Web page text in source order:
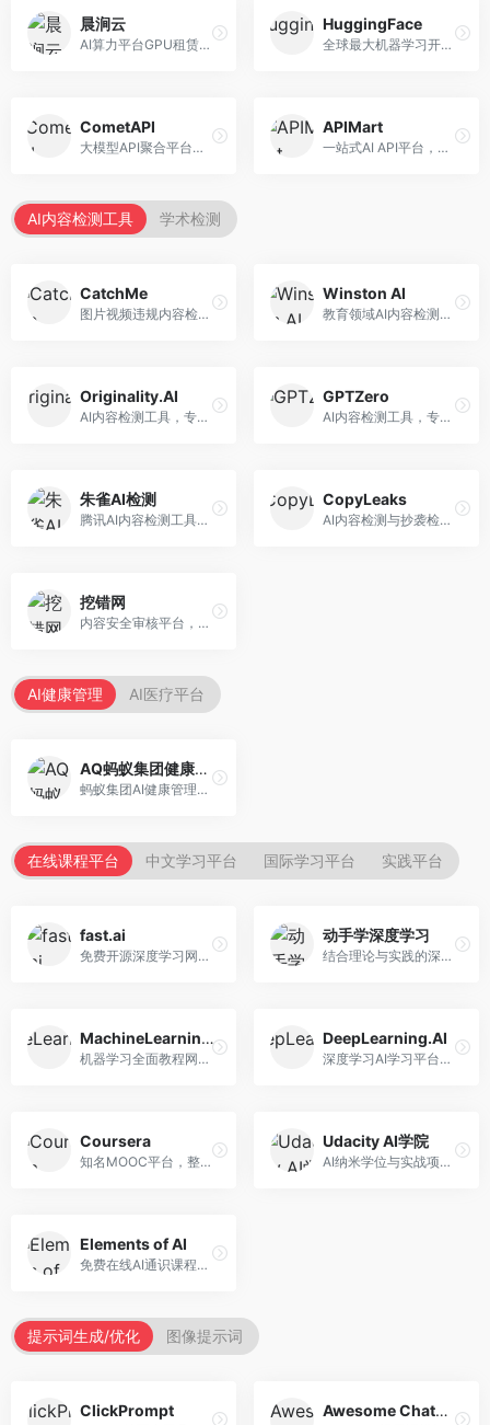
晨涧云
AI算力平台GPU租赁服务，专注于弹性算力。面向开发者和研究者，提供GPU租赁、弹性调度、成本优化等服务，算力灵活。
HuggingFace
全球最大机器学习开源社区，整合模型库与开发工具。面向AI研究者和开发者，提供开源模型、数据集、开发工具等资源，开源生态最完善。
CometAPI
大模型API聚合平台，整合多种AI模型服务。面向开发者，提供统一接口、模型切换、监控分析等服务，API管理便捷。
APIMart
一站式AI API平台，整合多种AI服务。面向开发者，提供模型API、图像处理、语音识别等服务，API种类丰富。
AI内容检测工具 学术检测
CatchMe
图片视频违规内容检测平台，专注于视觉内容安全。面向内容平台，提供图片审核、视频审核、直播监控等服务，视觉检测专业。
Winston AI
教育领域AI内容检测平台，专注于学术诚信。面向教育机构，提供AI内容检测、抄袭检测、报告生成等服务，教育适配性强。
Originality.AI
AI内容检测工具，专注于内容原创性验证。面向内容创作者和出版商，提供AI检测、抄袭检测、批量分析等服务，检测精度高。
GPTZero
AI内容检测工具，专注于AI生成文本识别。面向教育工作者和出版商，提供文本检测、批量分析、API接口等服务，检测准确率高。
朱雀AI检测
腾讯AI内容检测工具，专注于中文内容识别。面向中文用户，提供AI内容检测、文本分析、报告生成等服务，中文检测专业。
CopyLeaks
AI内容检测与抄袭检测平台，专注于内容原创性验证。面向教育机构和出版商，提供AI检测、抄袭检测、多语言支持等服务，检测全面。
挖错网
内容安全审核平台，专注于违规内容检测。面向企业和平台，提供内容审核、敏感词检测、风险预警等服务，安全审核专业。
AI健康管理 AI医疗平台
AQ蚂蚁集团健康管家
蚂蚁集团AI健康管理服务，专注于个人健康监测。面向个人用户，提供健康评估、慢病管理、健康建议等服务，健康管理便捷。
在线课程平台 中文学习平台 国际学习平台 实践平台
fast.ai
免费开源深度学习网站，专注于实用AI教学。面向开发者，提供免费深度学习课程、实战项目、代码库等资源，学习门槛低。
动手学深度学习
结合理论与实践的深度学习教材，专注于代码驱动学习。面向学生和开发者，提供深度学习理论、代码实现、练习题等资源，学习体验好。
MachineLearningMastery
机器学习全面教程网站，专注于实用技能教学。面向开发者，提供机器学习算法、Python实现、项目实战等教程，实用性强。
DeepLearning.AI
深度学习AI学习平台，由吴恩达创立。面向AI学习者，提供深度学习专项课程、AI新闻、技术社区等资源，课程质量权威。
Coursera
知名MOOC平台，整合全球顶尖大学课程资源。面向学习者，提供AI、机器学习、深度学习等课程，证书认可度高，课程质量专业。
Udacity AI学院
AI纳米学位与实战项目平台，专注于职业导向学习。面向AI从业者，提供机器学习、深度学习、计算机视觉等纳米学位，项目实战性强。
Elements of AI
免费在线AI通识课程，专注于AI基础知识普及。面向普通大众，提供AI概念、原理、应用等入门知识，语言通俗易懂。
提示词生成/优化 图像提示词
ClickPrompt Awesome ChatGPT Prompts